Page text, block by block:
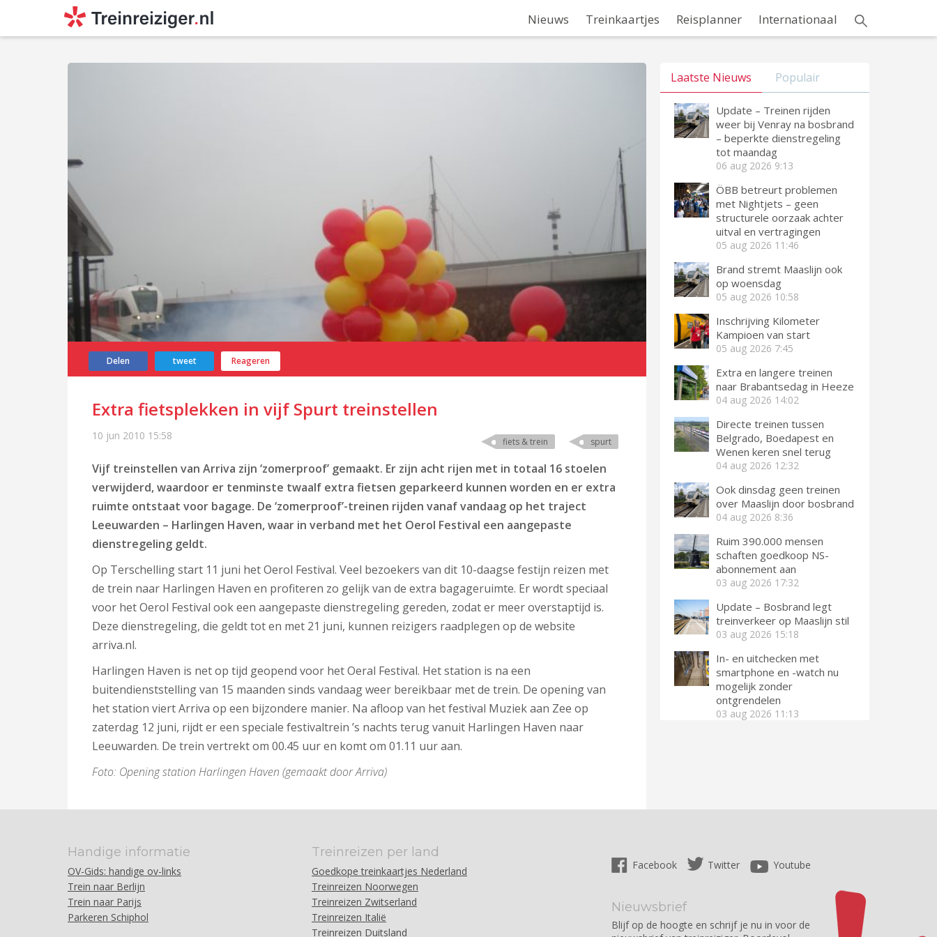
Nieuws Treinkaartjes Reisplanner Internationaal
Delen tweet Reageren
Extra fietsplekken in vijf Spurt treinstellen
10 jun 2010 15:58 fiets & trein spurt
Vijf treinstellen van Arriva zijn ‘zomerproof’ gemaakt. Er zijn acht rijen met in totaal 16 stoelen
verwijderd, waardoor er tenminste twaalf extra fietsen geparkeerd kunnen worden en er extra
ruimte ontstaat voor bagage. De ‘zomerproof’-treinen rijden vanaf vandaag op het traject
Leeuwarden – Harlingen Haven, waar in verband met het Oerol Festival een aangepaste
dienstregeling geldt.
Op Terschelling start 11 juni het Oerol Festival. Veel bezoekers van dit 10-daagse festijn reizen met
de trein naar Harlingen Haven en profiteren zo gelijk van de extra bagageruimte. Er wordt speciaal
voor het Oerol Festival ook een aangepaste dienstregeling gereden, zodat er meer overstaptijd is.
Deze dienstregeling, die geldt tot en met 21 juni, kunnen reizigers raadplegen op de website
arriva.nl.
Harlingen Haven is net op tijd geopend voor het Oeral Festival. Het station is na een
buitendienststelling van 15 maanden sinds vandaag weer bereikbaar met de trein. De opening van
het station viert Arriva op een bijzondere manier. Na afloop van het festival Muziek aan Zee op
zaterdag 12 juni, rijdt er een speciale festivaltrein ’s nachts terug vanuit Harlingen Haven naar
Leeuwarden. De trein vertrekt om 00.45 uur en komt om 01.11 uur aan.
Foto: Opening station Harlingen Haven (gemaakt door Arriva)
Laatste Nieuws Populair
Update – Treinen rijden
weer bij Venray na bosbrand
– beperkte dienstregeling
tot maandag
06 aug 2026 9:13
ÖBB betreurt problemen
met Nightjets – geen
structurele oorzaak achter
uitval en vertragingen
05 aug 2026 11:46
Brand stremt Maaslijn ook
op woensdag
05 aug 2026 10:58
Inschrijving Kilometer
Kampioen van start
05 aug 2026 7:45
Extra en langere treinen
naar Brabantsedag in Heeze
04 aug 2026 14:02
Directe treinen tussen
Belgrado, Boedapest en
Wenen keren snel terug
04 aug 2026 12:32
Ook dinsdag geen treinen
over Maaslijn door bosbrand
04 aug 2026 8:36
Ruim 390.000 mensen
schaften goedkoop NS-
abonnement aan
03 aug 2026 17:32
Update – Bosbrand legt
treinverkeer op Maaslijn stil
03 aug 2026 15:18
In- en uitchecken met
smartphone en -watch nu
mogelijk zonder
ontgrendelen
03 aug 2026 11:13
Handige informatie
OV-Gids: handige ov-links
Trein naar Berlijn
Trein naar Parijs
Parkeren Schiphol
Treinreizen per land
Goedkope treinkaartjes Nederland
Treinreizen Noorwegen
Treinreizen Zwitserland
Treinreizen Italië
Treinreizen Duitsland
Facebook Twitter Youtube
Nieuwsbrief
Blijf op de hoogte en schrijf je nu in voor de